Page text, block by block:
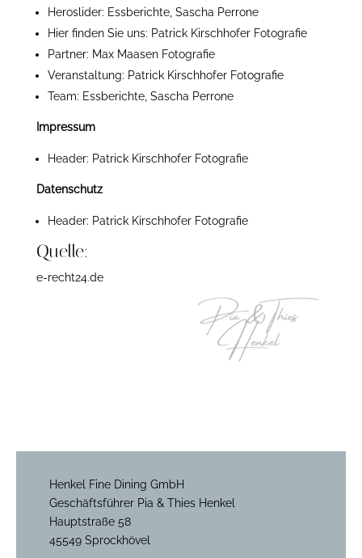
Heroslider: Essberichte, Sascha Perrone
Hier finden Sie uns: Patrick Kirschhofer Fotografie
Partner: Max Maasen Fotografie
Veranstaltung: Patrick Kirschhofer Fotografie
Team: Essberichte, Sascha Perrone
Impressum
Header: Patrick Kirschhofer Fotografie
Datenschutz
Header: Patrick Kirschhofer Fotografie
Quelle:
e-recht24.de
Henkel Fine Dining GmbH
Geschäftsführer Pia & Thies Henkel
Hauptstraße 58
45549 Sprockhövel